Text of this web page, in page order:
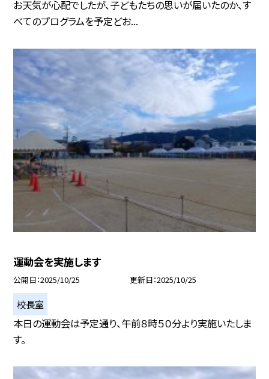
お天気が心配でしたが、子どもたちの思いが届いたのか、す
べてのプログラムを予定どお...
運動会を実施します
公開日 2025/10/25 更新日 2025/10/25
校長室
本日の運動会は予定通り、午前８時５０分より実施いたしま
す。